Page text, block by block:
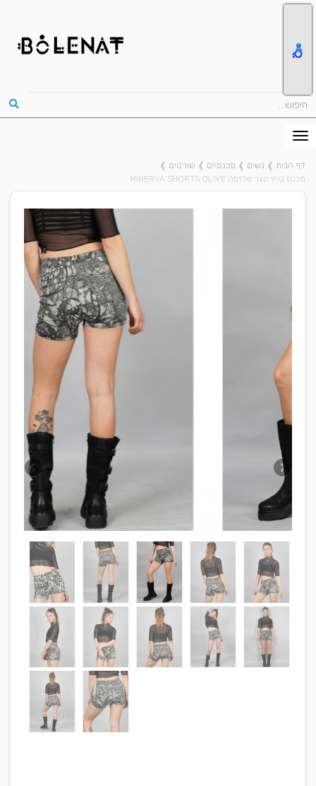
דף הבית ❱ נשים ❱ מכנסיים ❱ שורטים ❱
מכנס טייץ קצר פלזמה MINERVA SHORTS OLIVE